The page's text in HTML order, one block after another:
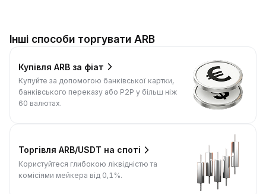
Інші способи торгувати ARB
Купівля ARB за фіат
Купуйте за допомогою банківської картки,
банківського переказу або P2P у більш ніж
60 валютах.
Торгівля ARB/USDT на споті
Користуйтеся глибокою ліквідністю та
комісіями мейкера від 0,1%.